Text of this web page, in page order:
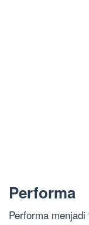
Performa
Performa